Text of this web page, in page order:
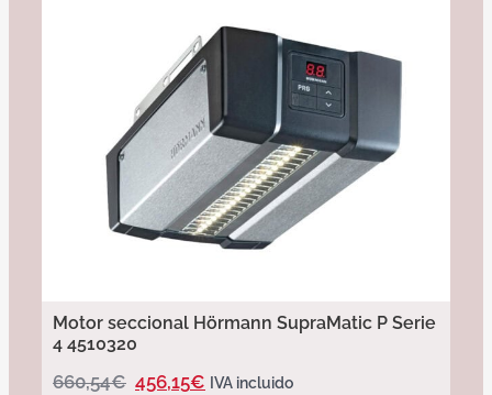
Motor seccional Hörmann SupraMatic P Serie
4 4510320
660,54€ 456,15€ IVA incluido